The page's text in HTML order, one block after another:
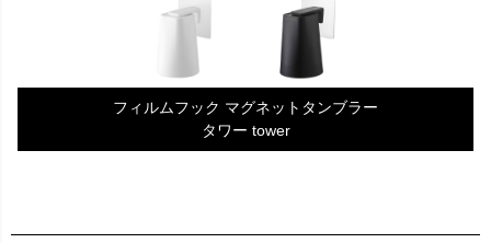
フィルムフック マグネットタンブラー
タワー tower